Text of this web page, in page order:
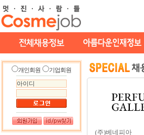
개인회원 기업회원
(주)베네피아